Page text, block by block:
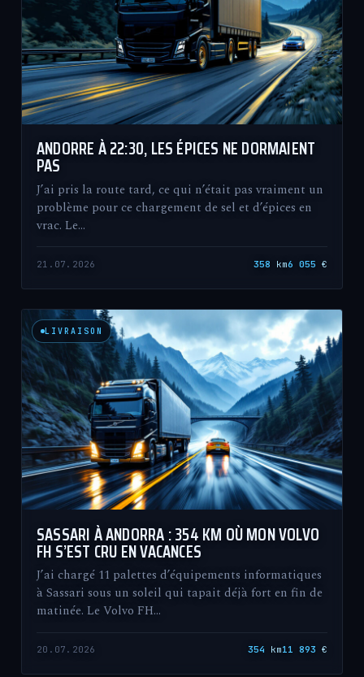
ANDORRE À 22:30, LES ÉPICES NE DORMAIENT
PAS
J’ai pris la route tard, ce qui n’était pas vraiment un
problème pour ce chargement de sel et d’épices en
vrac. Le…
21.07.2026 358 km6 055 €
LIVRAISON
SASSARI À ANDORRA : 354 KM OÙ MON VOLVO
FH S’EST CRU EN VACANCES
J’ai chargé 11 palettes d’équipements informatiques
à Sassari sous un soleil qui tapait déjà fort en fin de
matinée. Le Volvo FH…
20.07.2026 354 km11 893 €